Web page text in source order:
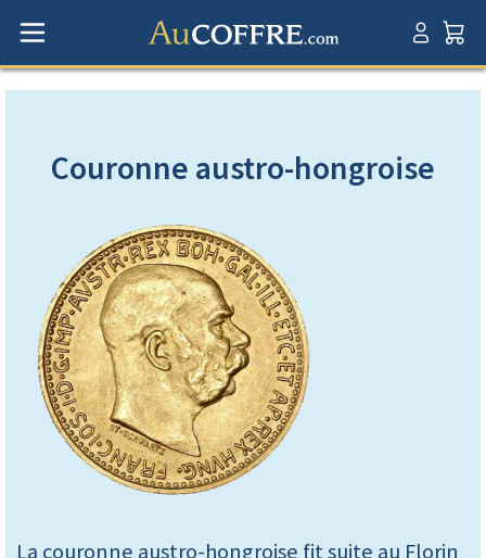
Couronne austro-hongroise
La couronne austro-hongroise fit suite au Florin